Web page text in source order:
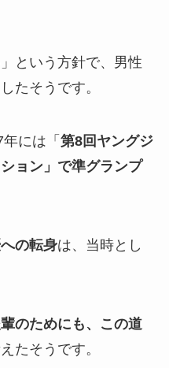
という方針で、男性
たそうです。
には「 第8回ヤングジ
ョン」で準グランプ
の転身は、当時とし
のためにも、この道
たそうです。